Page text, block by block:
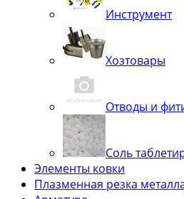
Инструмент
Хозтовары
Отводы и
Соль
Элементы ковки
Плазменная резка